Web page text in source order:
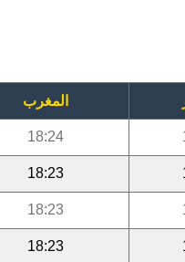
المغرب
18:24
18:23
18:23
18:23